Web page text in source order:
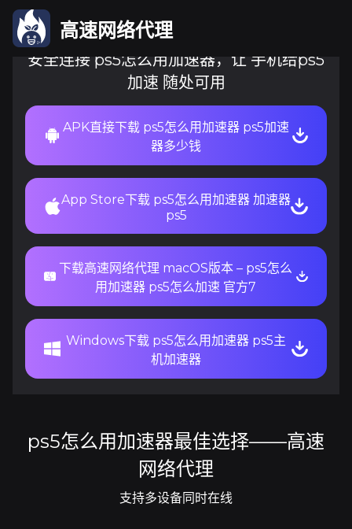
高速网络代理
安全连接 ps5怎么用加速器，让 手机给ps5
加速 随处可用
APK直接下载 ps5怎么用加速器 ps5加速
器多少钱
App Store下载 ps5怎么用加速器 加速器
ps5
下载高速网络代理 macOS版本 – ps5怎么
用加速器 ps5怎么加速 官方7
Windows下载 ps5怎么用加速器 ps5主
机加速器
ps5怎么用加速器最佳选择——高速
网络代理
支持多设备同时在线